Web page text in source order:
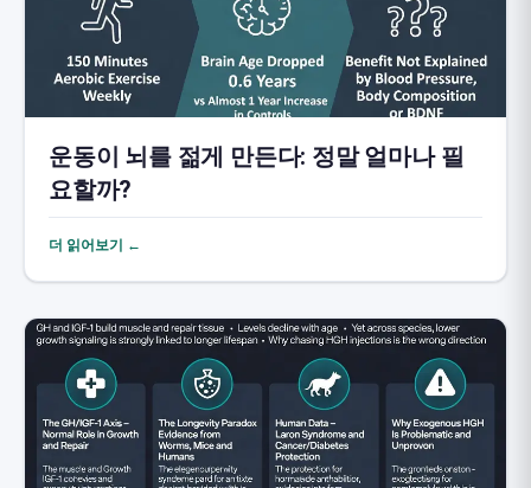
운동이 뇌를 젊게 만든다: 정말 얼마나 필
요할까?
더 읽어보기 ←